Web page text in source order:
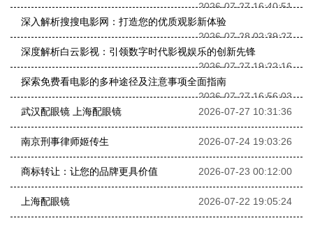
2026-07-27 16:40:51
深入解析搜搜电影网：打造您的优质观影新体验
2026-07-28 02:39:27
深度解析白云影视：引领数字时代影视娱乐的创新先锋
2026-07-27 19:22:16
探索免费看电影的多种途径及注意事项全面指南
2026-07-27 16:56:03
武汉配眼镜 上海配眼镜
2026-07-27 10:31:36
南京刑事律师姬传生 2026-07-24 19:03:26
商标转让：让您的品牌更具价值 2026-07-23 00:12:00
上海配眼镜 2026-07-22 19:05:24